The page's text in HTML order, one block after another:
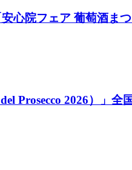
心院フェア 葡萄酒ま
Prosecco 2026）」全